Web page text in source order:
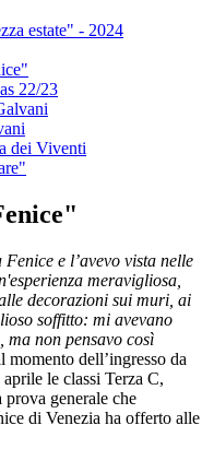
estate" - 2024
22/23
dei Viventi
e l’avevo vista nelle
meravigliosa,
decorazioni sui muri, ai
soffitto: mi avevano
ma non pensavo così
momento dell’ingresso da
le classi Terza C,
generale che
di Venezia ha offerto alle